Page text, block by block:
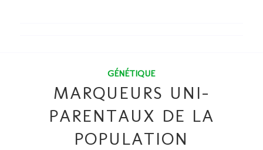
GÉNÉTIQUE
MARQUEURS UNI-
PARENTAUX DE LA
POPULATION